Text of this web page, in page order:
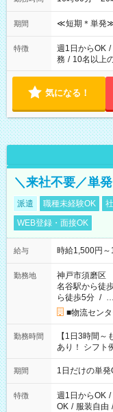
期間 ≪短期＊単発
特徴 週1日からOK /
務 / 10名以上
気になる！
＼来社不要／単
派遣 職種未経験OK
WEB登録・面接OK
給与 時給1,500円～
勤務地
神戸市須磨区
名谷駅から徒
ら徒歩5分 / …
■物流セン
勤務時間
【1日3時間～
あり！ シフ
▼18:00～
期間 1日だけの単
特徴 週1日からOK /
OK / 服装自由 /